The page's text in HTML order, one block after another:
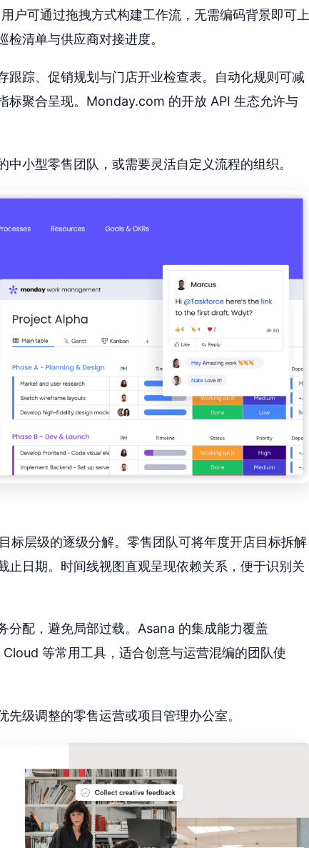
户可通过拖拽方式构建工作流，无需编码背景即可上
清单与供应商对接进度。
跟踪、促销规划与门店开业检查表。自动化规则可减
标聚合呈现。Monday.com 的开放 API 生态允许与
小型零售团队，或需要灵活自定义流程的组织。
标层级的逐级分解。零售团队可将年度开店目标拆解
止日期。时间线视图直观呈现依赖关系，便于识别关
分配，避免局部过载。Asana 的集成能力覆盖
等常用工具，适合创意与运营混编的团队使
级调整的零售运营或项目管理办公室。